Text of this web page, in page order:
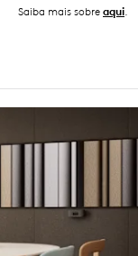
Saiba mais sobre aqui.